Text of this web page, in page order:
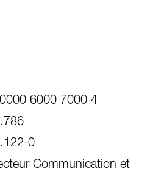
6000 7000 4
0
Communication et